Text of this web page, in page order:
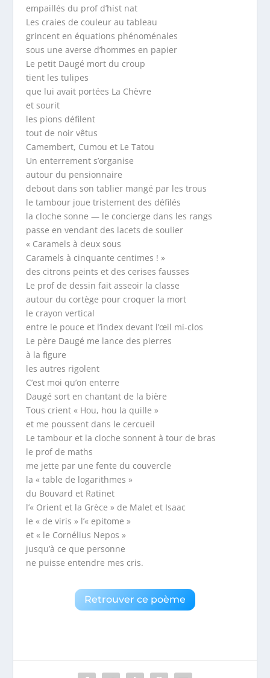
empaillés du prof d’hist nat
Les craies de couleur au tableau
grincent en équations phénoménales
sous une averse d’hommes en papier
Le petit Daugé mort du croup
tient les tulipes
que lui avait portées La Chèvre
et sourit
les pions défilent
tout de noir vêtus
Camembert, Cumou et Le Tatou
Un enterrement s’organise
autour du pensionnaire
debout dans son tablier mangé par les trous
le tambour joue tristement des défilés
la cloche sonne — le concierge dans les rangs
passe en vendant des lacets de soulier
« Caramels à deux sous
Caramels à cinquante centimes ! »
des citrons peints et des cerises fausses
Le prof de dessin fait asseoir la classe
autour du cortège pour croquer la mort
le crayon vertical
entre le pouce et l’index devant l’œil mi-clos
Le père Daugé me lance des pierres
à la figure
les autres rigolent
C’est moi qu’on enterre
Daugé sort en chantant de la bière
Tous crient « Hou, hou la quille »
et me poussent dans le cercueil
Le tambour et la cloche sonnent à tour de bras
le prof de maths
me jette par une fente du couvercle
la « table de logarithmes »
du Bouvard et Ratinet
l’« Orient et la Grèce » de Malet et Isaac
le « de viris » l’« epitome »
et « le Cornélius Nepos »
jusqu’à ce que personne
ne puisse entendre mes cris.
Retrouver ce poème